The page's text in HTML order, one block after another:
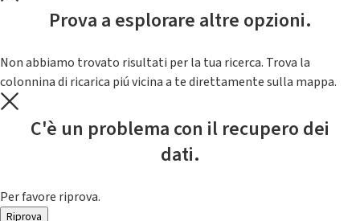
Prova a esplorare altre opzioni.
Non abbiamo trovato risultati per la tua ricerca. Trova la
colonnina di ricarica piú vicina a te direttamente sulla mappa.
C'è un problema con il recupero dei
dati.
Per favore riprova.
Riprova